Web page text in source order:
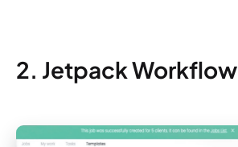
2. Jetpack Workflow